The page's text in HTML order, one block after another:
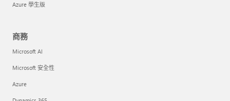
Azure 學生版
商務
Microsoft AI
Microsoft 安全性
Azure